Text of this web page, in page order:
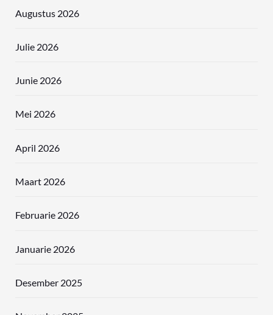
Augustus 2026
Julie 2026
Junie 2026
Mei 2026
April 2026
Maart 2026
Februarie 2026
Januarie 2026
Desember 2025